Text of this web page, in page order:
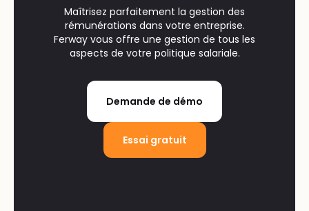
Maîtrisez parfaitement la gestion des
rémunérations dans votre entreprise.
Ferway vous offre une gestion de tous les
aspects de votre politique salariale.
Demande de démo
Essai gratuit